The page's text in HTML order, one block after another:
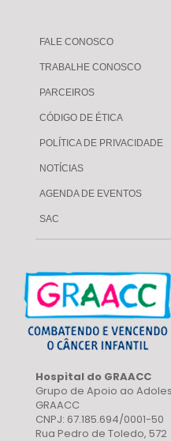
FALE CONOSCO
TRABALHE CONOSCO
PARCEIROS
CÓDIGO DE ÉTICA
POLÍTICA DE PRIVACIDADE
NOTÍCIAS
AGENDA DE EVENTOS
SAC
Hospital do GRAACC
Grupo de Apoio ao
GRAACC
CNPJ: 67.185.694/0001-50
Rua Pedro de Toledo, 572